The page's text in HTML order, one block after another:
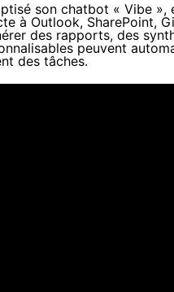
son chatbot « Vibe »,
à Outlook, SharePoint,
des rapports, des
peuvent
des tâches.